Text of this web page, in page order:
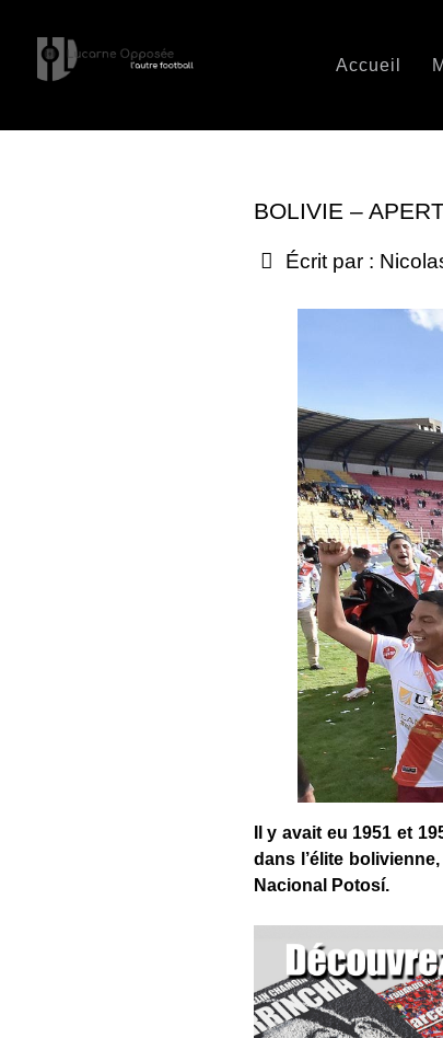
Accueil
BOLIVIE –
Écrit par :
Il y avait eu 1951 et
dans l’élite
Nacional Potosí.